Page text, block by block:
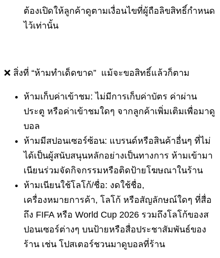
ต้องเปิดให้ลูกค้าดูตามเงื่อนไขที่ผู้ถือลิขสิทธิ์กำหนด
ไว้เท่านั้น
❌ สิ่งที่ “ห้ามทำเด็ดขาด” แม้จะขอสิทธิ์แล้วก็ตาม
ห้ามเก็บค่าเข้าชม: ไม่มีการเก็บค่าบัตร ค่าผ่าน
ประตู หรือค่าเข้าชมใดๆ จากลูกค้าเพิ่มเติมเพื่อมาดู
บอล
ห้ามมีสปอนเซอร์ซ้อน: แบรนด์หรือสินค้าอื่นๆ ที่ไม่
ได้เป็นผู้สนับสนุนหลักอย่างเป็นทางการ ห้ามเข้ามา
เนียนร่วมจัดกิจกรรมหรือติดป้ายโฆษณาในร้าน
ห้ามเนียนใช้โลโก้/ชื่อ: งดใช้ชื่อ,
เครื่องหมายการค้า, โลโก้ หรือสัญลักษณ์ใดๆ ที่สื่อ
ถึง FIFA หรือ World Cup 2026 รวมถึงโลโก้ของส
ปอนเซอร์ต่างๆ บนป้ายหรือสื่อประชาสัมพันธ์ของ
ร้าน เช่น โปสเตอร์ชวนมาดูบอลที่ร้าน